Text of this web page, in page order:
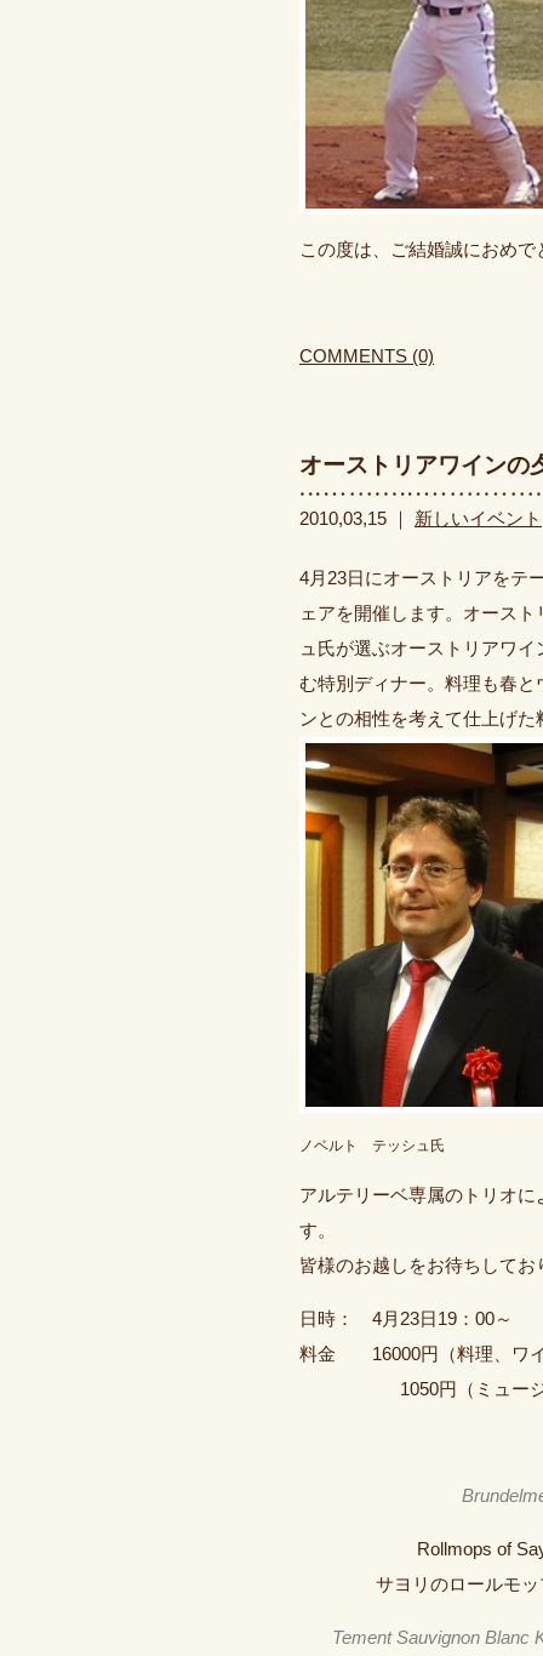
この度は、ご結婚誠におめ
COMMENTS (0)
オーストリアワインの
2010,03,15 ｜ 新しいイベント
4月23日にオーストリアをテ
ェアを開催します。オース
ュ氏が選ぶオーストリアワ
む特別ディナー。料理も春
ンとの相性を考えて仕上げた
ノベルト テッシュ氏
アルテリーベ専属のトリオ
す。
皆様のお越しをお待ちしてお
日時： 4月23日19：00～
料金 16000円（料理、ワ
1050円（ミュージッ
Rollmops of
サヨリのロールモ
Tement Sauvignon Blanc